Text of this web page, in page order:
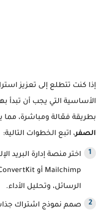
إذا كنت تتطلع إلى تعزيز
الأساسية التي يجب أن تبدأ
بطريقة فعّالة ومباشرة، مما
الصفر، اتبع الخطوات التالية:
اختر منصة إدارة البريد
الرسائل، وتحليل الأداء.
صمم نموذج اشتراك